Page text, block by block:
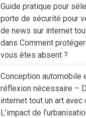
Guide pratique pour
porte de sécurité pour
de news sur internet
dansComment
vous êtes absent ?
Conception automobile
réflexion nécessaire –
internet tout un art
L’impact de